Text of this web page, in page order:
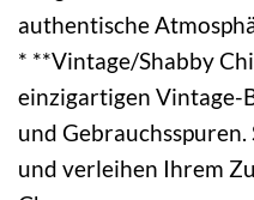
authentische
* **Vintage/Shabby
einzigartigen Vintage-
und
und verleihen Ihrem